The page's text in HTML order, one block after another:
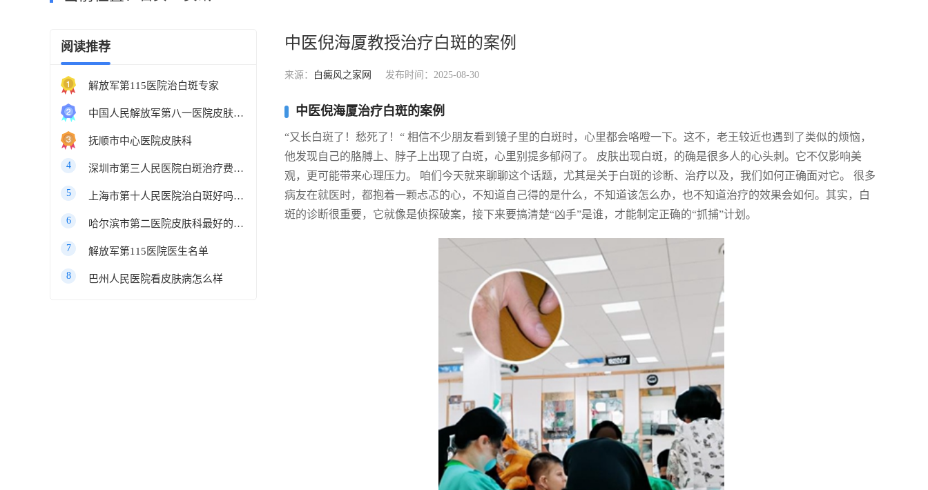
阅读推荐
解放军第115医院治白斑专家
中国人民解放军第八一医院皮肤科最好的医生
抚顺市中心医院皮肤科
4 深圳市第三人民医院白斑治疗费用多少
5 上海市第十人民医院治白斑好吗知乎
6 哈尔滨市第二医院皮肤科最好的医生
7 解放军第115医院医生名单
8 巴州人民医院看皮肤病怎么样
中医倪海厦教授治疗白斑的案例
来源： 白癜风之家网 发布时间：2025-08-30
中医倪海厦治疗白斑的案例
“又长白斑了！愁死了！“ 相信不少朋友看到镜子里的白斑时，心里都会咯噔一下。这不，老王较近也遇到了类似的烦恼，
他发现自己的胳膊上、脖子上出现了白斑，心里别提多郁闷了。 皮肤出现白斑，的确是很多人的心头刺。它不仅影响美
观，更可能带来心理压力。 咱们今天就来聊聊这个话题，尤其是关于白斑的诊断、治疗以及，我们如何正确面对它。 很多
病友在就医时，都抱着一颗忐忑的心，不知道自己得的是什么，不知道该怎么办，也不知道治疗的效果会如何。其实，白
斑的诊断很重要，它就像是侦探破案，接下来要搞清楚“凶手”是谁，才能制定正确的“抓捕”计划。